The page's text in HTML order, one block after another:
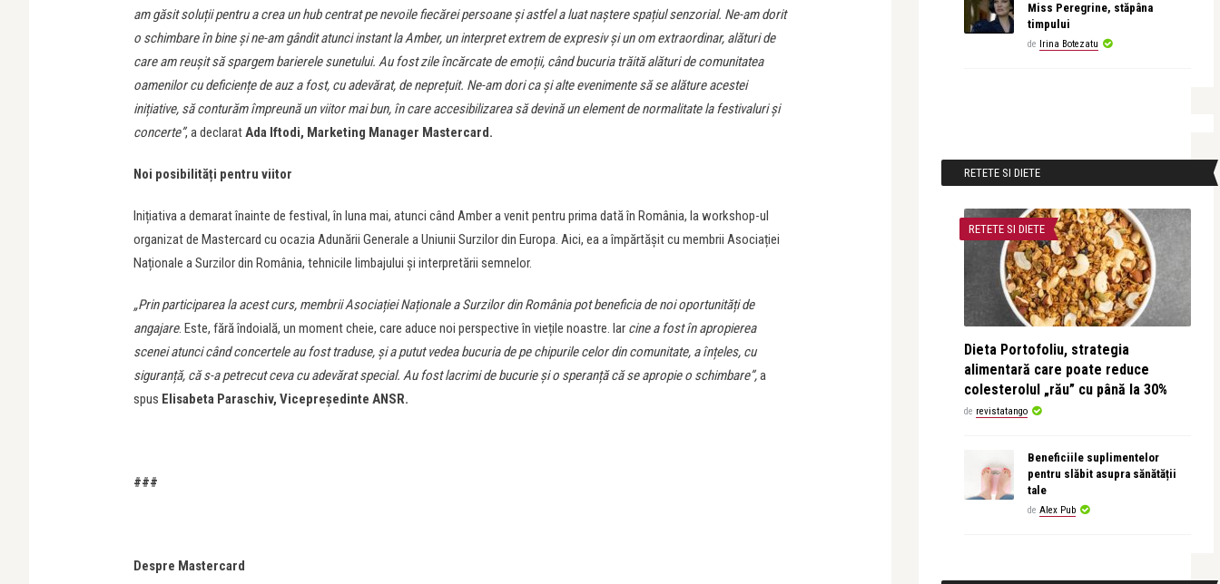
am găsit soluții pentru a crea un hub centrat pe nevoile fiecărei persoane și astfel a luat naștere spațiul senzorial. Ne-am dorit
o schimbare în bine și ne-am gândit atunci instant la Amber, un interpret extrem de expresiv și un om extraordinar, alături de
care am reușit să spargem barierele sunetului. Au fost zile încărcate de emoții, când bucuria trăită alături de comunitatea
oamenilor cu deficiențe de auz a fost, cu adevărat, de neprețuit. Ne-am dori ca și alte evenimente să se alăture acestei
inițiative, să conturăm împreună un viitor mai bun, în care accesibilizarea să devină un element de normalitate la festivaluri și
concerte”, a declaratAda Iftodi, Marketing Manager Mastercard.
Noi posibilități pentru viitor
Inițiativa a demarat înainte de festival, în luna mai, atunci când Amber a venit pentru prima dată în România, la workshop-ul
organizat de Mastercard cu ocazia Adunării Generale a Uniunii Surzilor din Europa. Aici, ea a împărtășit cu membrii Asociației
Naționale a Surzilor din România, tehnicile limbajului și interpretării semnelor.
„Prin participarea la acest curs, membrii Asociației Naționale a Surzilor din România pot beneficia de noi oportunități de
angajare. Este, fără îndoială, un moment cheie, care aduce noi perspective în viețile noastre. Iar cine a fost în apropierea
scenei atunci când concertele au fost traduse, și a putut vedea bucuria de pe chipurile celor din comunitate, a înțeles, cu
siguranță, că s-a petrecut ceva cu adevărat special. Au fost lacrimi de bucurie și o speranță că se apropie o schimbare”,a
spus Elisabeta Paraschiv, Vicepreședinte ANSR.
###
Despre Mastercard
Miss Peregrine, stăpâna
timpului
de Irina Botezatu
RETETE SI DIETE
RETETE SI DIETE
Dieta Portofoliu, strategia
alimentară care poate reduce
colesterolul „rău” cu până la 30%
de revistatango
Beneficiile suplimentelor
pentru slăbit asupra sănătății
tale
de Alex Pub